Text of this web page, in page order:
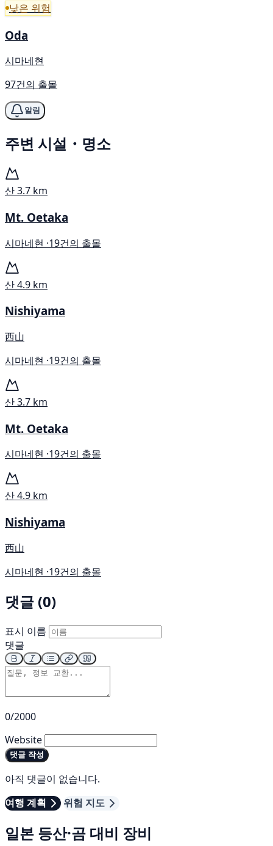
낮은 위험
Oda
시마네현
97건의 출몰
알림
주변 시설・명소
산3.7 km
Mt. Oetaka
시마네현 ·19건의 출몰
산4.9 km
Nishiyama
西山
시마네현 ·19건의 출몰
산3.7 km
Mt. Oetaka
시마네현 ·19건의 출몰
산4.9 km
Nishiyama
西山
시마네현 ·19건의 출몰
댓글 (0)
표시 이름
댓글
0/2000
Website
댓글 작성
아직 댓글이 없습니다.
여행 계획
위험 지도
일본 등산·곰 대비 장비